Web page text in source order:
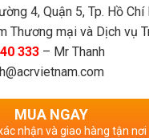
4, Quận 5, Tp. Hồ Chí
Thương mại và Dịch vụ
333 – Mr Thanh
MUA NGAY
nhận và giao hàng tận nơi